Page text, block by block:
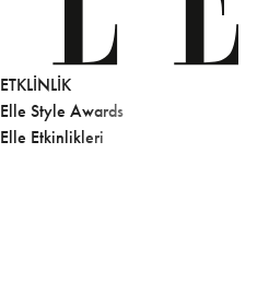
ETKLINLIK
Elle Style Awards
Elle Etkinlikleri